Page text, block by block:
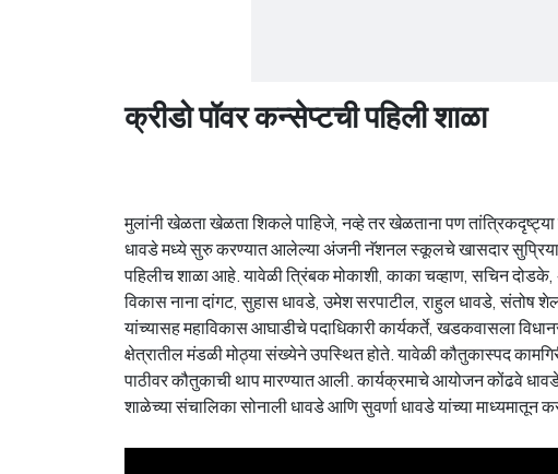
क्रीडो पॉवर कन्सेप्टची पहिली शाळा
मुलांनी खेळता खेळता शिकले पाहिजे, नव्हे तर खेळताना पण
धावडे मध्ये सुरु करण्यात आलेल्या अंजनी नॅशनल स्कूलचे खासदार सुप्रिया
पहिलीच शाळा आहे. यावेळी त्रिंबक मोकाशी, काका चव्हाण, सचिन
विकास नाना दांगट, सुहास धावडे, उमेश सरपाटील, राहुल धावडे, संतोष
यांच्यासह महाविकास आघाडीचे पदाधिकारी कार्यकर्ते, खडकवासला
क्षेत्रातील मंडळी मोठ्या संख्येने उपस्थित होते. यावेळी कौतुकास्पद
पाठीवर कौतुकाची थाप मारण्यात आली. कार्यक्रमाचे आयोजन कोंढवे
शाळेच्या संचालिका सोनाली धावडे आणि सुवर्णा धावडे यांच्या माध्यमातून